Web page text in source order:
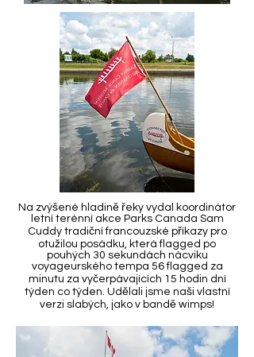
Na zvýšené hladině řeky vydal koordinátor
letní terénní akce Parks Canada Sam
Cuddy tradiční francouzské příkazy pro
otužilou posádku, která flagged po
pouhých 30 sekundách nácviku
voyageurského tempa 56 flagged za
minutu za vyčerpávajících 15 hodin dní
týden co týden. Udělali jsme naši vlastní
verzi slabých, jako v bandě wimps!